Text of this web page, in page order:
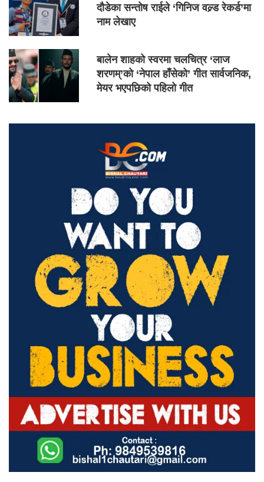
दौडेका सन्तोष राईले ‘गिनिज वल्र्ड रेकर्ड’मा
नाम लेखाए
बालेन शाहको स्वरमा चलचित्र ‘लाज
शरणम्’को ‘नेपाल हाँसेको’ गीत सार्वजनिक,
मेयर भएपछिको पहिलो गीत